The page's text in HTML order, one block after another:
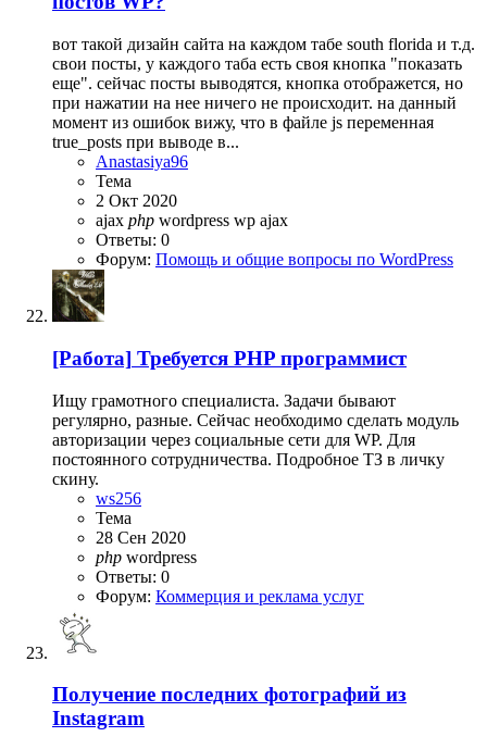
вот такой дизайн сайта на каждом табе south florida и т.д.
свои посты, у каждого таба есть своя кнопка "показать
еще". сейчас посты выводятся, кнопка отображется, но
при нажатии на нее ничего не происходит. на данный
момент из ошибок вижу, что в файле js переменная
true_posts при выводе в...
Anastasiya96
Тема
2 Окт 2020
ajax php wordpress wp ajax
Ответы: 0
Форум: Помощь и общие вопросы по WordPress
[Работа] Требуется PHP программист
Ищу грамотного специалиста. Задачи бывают
регулярно, разные. Сейчас необходимо сделать модуль
авторизации через социальные сети для WP. Для
постоянного сотрудничества. Подробное ТЗ в личку
скину.
ws256
Тема
28 Сен 2020
php wordpress
Ответы: 0
Форум: Коммерция и реклама услуг
Получение последних фотографий из
Instagram